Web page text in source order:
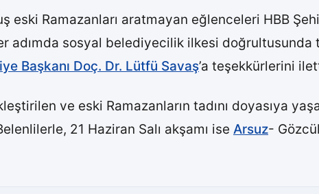
Ramazanları aratmayan eğlenceleri HBB
adımda sosyal belediyecilik ilkesi
Başkanı Doç. Dr. Lütfü Savaş’a teşekkürlerini
ve eski Ramazanların tadını doyasıya
21 Haziran Salı akşamı ise Arsuz-